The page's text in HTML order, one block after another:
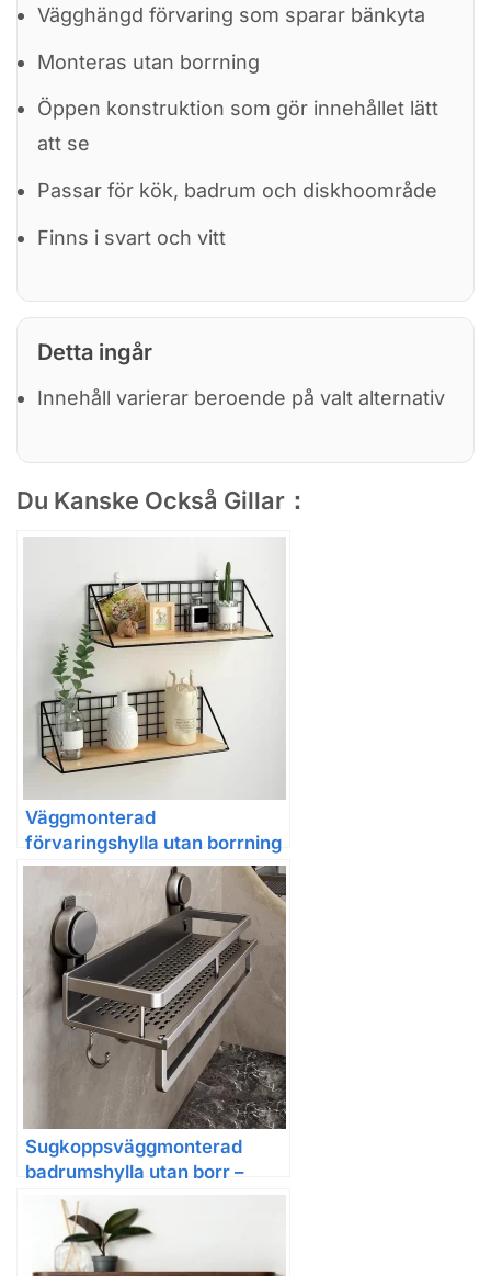
Vägghängd förvaring som sparar bänkyta
Monteras utan borrning
Öppen konstruktion som gör innehållet lätt
att se
Passar för kök, badrum och diskhoområde
Finns i svart och vitt
Detta ingår
Innehåll varierar beroende på valt alternativ
Du Kanske Också Gillar：
Väggmonterad
förvaringshylla utan borrning
i trä och metall
Sugkoppsväggmonterad
badrumshylla utan borr –
vägghängd organiserare för
dusch och badrum